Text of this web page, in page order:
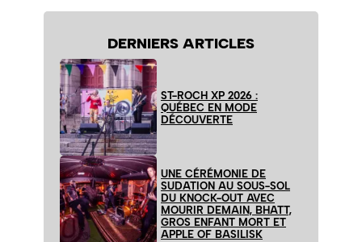
DERNIERS ARTICLES
ST-ROCH XP 2026 :
QUÉBEC EN MODE
DÉCOUVERTE
UNE CÉRÉMONIE DE
SUDATION AU SOUS-SOL
DU KNOCK-OUT AVEC
MOURIR DEMAIN, BHATT,
GROS ENFANT MORT ET
APPLE OF BASILISK